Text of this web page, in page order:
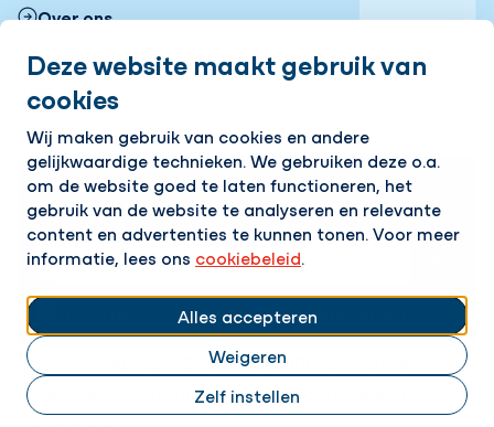
Deze website maakt gebruik van
cookies
Wij maken gebruik van cookies en andere
gelijkwaardige technieken. We gebruiken deze o.a.
om de website goed te laten functioneren, het
gebruik van de website te analyseren en relevante
content en advertenties te kunnen tonen. Voor meer
informatie, lees ons cookiebeleid.
Alles accepteren
Weigeren
Zelf instellen
Over ons
Werken bij
Volg ons
LinkedIn
Op de hoogte blijven van het laatste nieuws?
Ontvang onze nieuwsbrief in je mailbox!
E-mailadres
Ik ga akkoord met hetprivacy statement.
Cookies aanpassen Cookie beleid
Responsible disclosureAlgemene voorwaarden